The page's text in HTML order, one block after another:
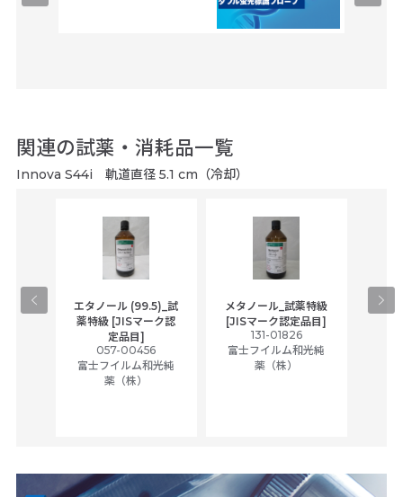
関連の試薬・消耗品一覧
Innova S44i 軌道直径 5.1 cm（冷却）
エタノール (99.5)_試
薬特級 [JISマーク認
定品目]
057-00456
富士フイルム和光純
薬（株）
メタノール_試薬特級
[JISマーク認定品目]
131-01826
富士フイルム和光純
薬（株）
ア